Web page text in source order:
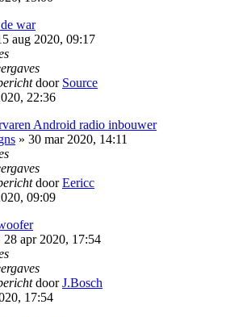
war
aug 2020, 09:17
door Source
22:36
Android radio inbouwer
» 30 mar 2020, 14:11
doorEericc
09:09
28 apr 2020, 17:54
doorJ.Bosch
17:54